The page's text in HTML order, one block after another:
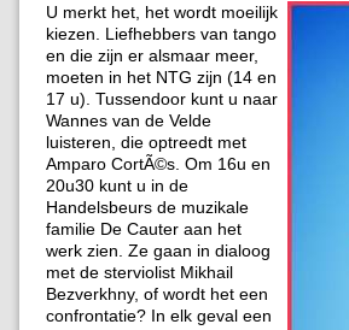
U merkt het, het wordt moeilijk
kiezen. Liefhebbers van tango
en die zijn er alsmaar meer,
moeten in het NTG zijn (14 en
17 u). Tussendoor kunt u naar
Wannes van de Velde
luisteren, die optreedt met
Amparo CortÃ©s. Om 16u en
20u30 kunt u in de
Handelsbeurs de muzikale
familie De Cauter aan het
werk zien. Ze gaan in dialoog
met de sterviolist Mikhail
Bezverkhny, of wordt het een
confrontatie? In elk geval een